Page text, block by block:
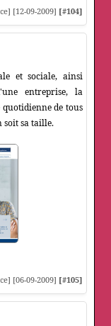
[12-09-2009] [#104]
et sociale, ainsi
entreprise, la
de tous
soit sa taille.
[06-09-2009] [#105]